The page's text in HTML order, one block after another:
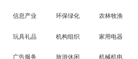
信息产业 环保绿化 农林牧渔
玩具礼品 机构组织 家用电器
广告服务 旅游休闲 机械机电